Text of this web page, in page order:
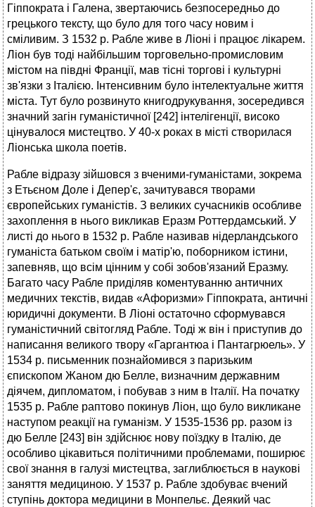
Гіппократа і Галена, звертаючись безпосередньо до
грецького тексту, що було для того часу новим і
сміливим. З 1532 р. Рабле живе в Ліоні і працює лікарем.
Ліон був тоді найбільшим торговельно-промисловим
містом на півдні Франції, мав тісні торгові і культурні
зв'язки з Італією. Інтенсивним було інтелектуальне життя
міста. Тут було розвинуто книгодрукування, зосередився
значний загін гуманістичної [242] інтелігенції, високо
цінувалося мистецтво. У 40-х роках в місті створилася
Ліонська школа поетів.
Рабле відразу зійшовся з вченими-гуманістами, зокрема
з Етьєном Доле і Депер'є, зачитувався творами
європейських гуманістів. З великих сучасників особливе
захоплення в нього викликав Еразм Роттердамський. У
листі до нього в 1532 р. Рабле називав нідерландського
гуманіста батьком своїм і матір'ю, поборником істини,
запевняв, що всім цінним у собі зобов'язаний Еразму.
Багато часу Рабле приділяв коментуванню античних
медичних текстів, видав «Афоризми» Гіппократа, античні
юридичні документи. В Ліоні остаточно сформувався
гуманістичний світогляд Рабле. Тоді ж він і приступив до
написання великого твору «Гаргантюа і Пантагрюель». У
1534 р. письменник познайомився з паризьким
єпископом Жаном дю Белле, визначним державним
діячем, дипломатом, і побував з ним в Італії. На початку
1535 р. Рабле раптово покинув Ліон, що було викликане
наступом реакції на гуманізм. У 1535-1536 pp. разом із
дю Белле [243] він здійснює нову поїздку в Італію, де
особливо цікавиться політичними проблемами, поширює
свої знання в галузі мистецтва, заглиблюється в наукові
заняття медициною. У 1537 р. Рабле здобуває вчений
ступінь доктора медицини в Монпельє. Деякий час